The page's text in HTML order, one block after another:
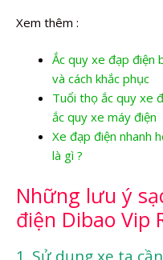
Xem thêm :
Ắc quy xe đạp điện
và cách khắc phục
Tuổi thọ ắc quy xe
ắc quy xe máy điện
Xe đạp điện nhanh
là gì ?
Những lưu ý
điện Dibao Vip
1. Sử dụng xe ta